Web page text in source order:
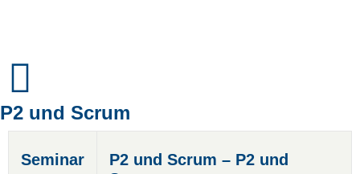
P2 und Scrum
Seminar
P2 und Scrum – P2 und